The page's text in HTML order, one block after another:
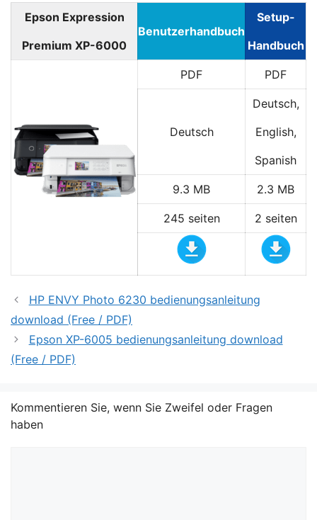
Epson Expression
Premium XP-6000
Benutzerhandbuch
Setup-
Handbuch
PDF PDF
Deutsch
Deutsch,
English,
Spanish
9.3 MB 2.3 MB
245 seiten 2 seiten
HP ENVY Photo 6230 bedienungsanleitung
download (Free / PDF)
Epson XP-6005 bedienungsanleitung download
(Free / PDF)
Kommentieren Sie, wenn Sie Zweifel oder Fragen
haben